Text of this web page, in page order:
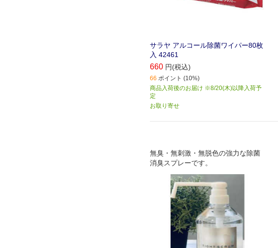
サラヤ アルコール除菌ワイパー80枚
入 42461
660 円(税込)
66 ポイント (10%)
商品入荷後のお届け ※8/20(木)以降入荷予
定
お取り寄せ
無臭・無刺激・無脱色の強力な除菌
消臭スプレーです。